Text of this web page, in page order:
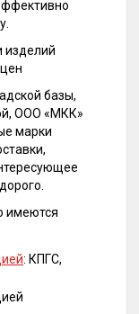
изделий
базы,
ООО «МКК»
марки
имеются
: КПГС,